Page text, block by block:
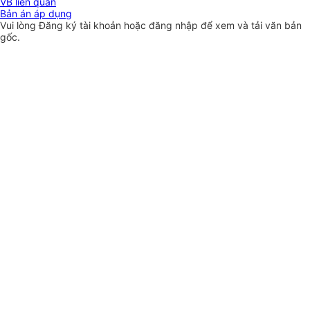
Bản án áp dụng
Vui lòngĐăng ký tài khoản hoặc đăng nhập để xem và tải văn bản
gốc.